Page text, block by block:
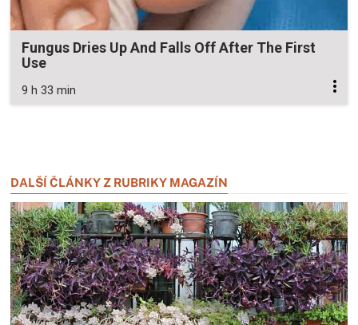
Fungus Dries Up And Falls Off After The First
Use
9 h 33 min
DALŠÍ ČLÁNKY Z RUBRIKY MAGAZÍN